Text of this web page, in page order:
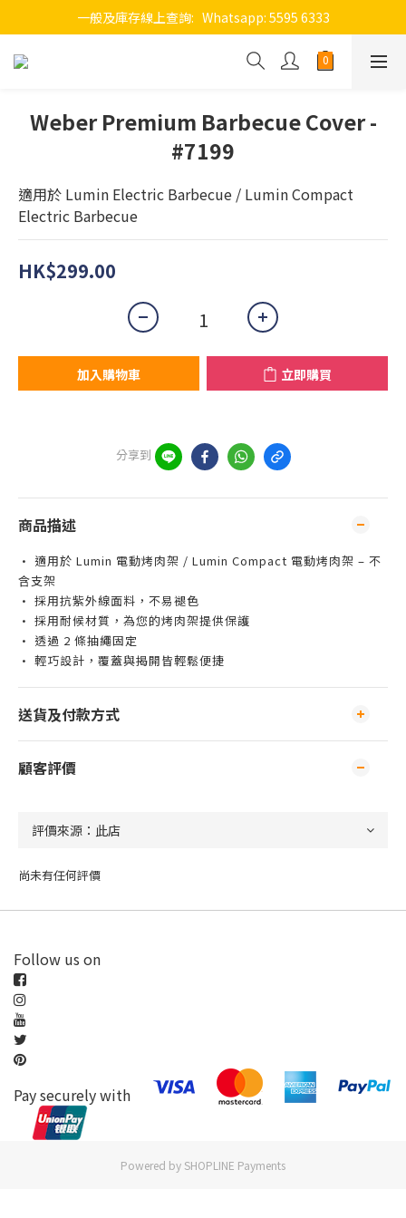
一般及庫存線上查詢:   Whatsapp: 5595 6333
Weber Premium Barbecue Cover -
#7199
適用於 Lumin Electric Barbecue / Lumin Compact
Electric Barbecue
HK$299.00
加入購物車 立即購買
分享到
商品描述
• 適用於 Lumin 電動烤肉架 / Lumin Compact 電動烤肉架 – 不
含支架
• 採用抗紫外線面料，不易褪色
• 採用耐候材質，為您的烤肉架提供保護
• 透過 2 條抽繩固定
• 輕巧設計，覆蓋與揭開皆輕鬆便捷
送貨及付款方式
顧客評價
尚未有任何評價
Follow us on
Pay securely with
Powered by SHOPLINE Payments